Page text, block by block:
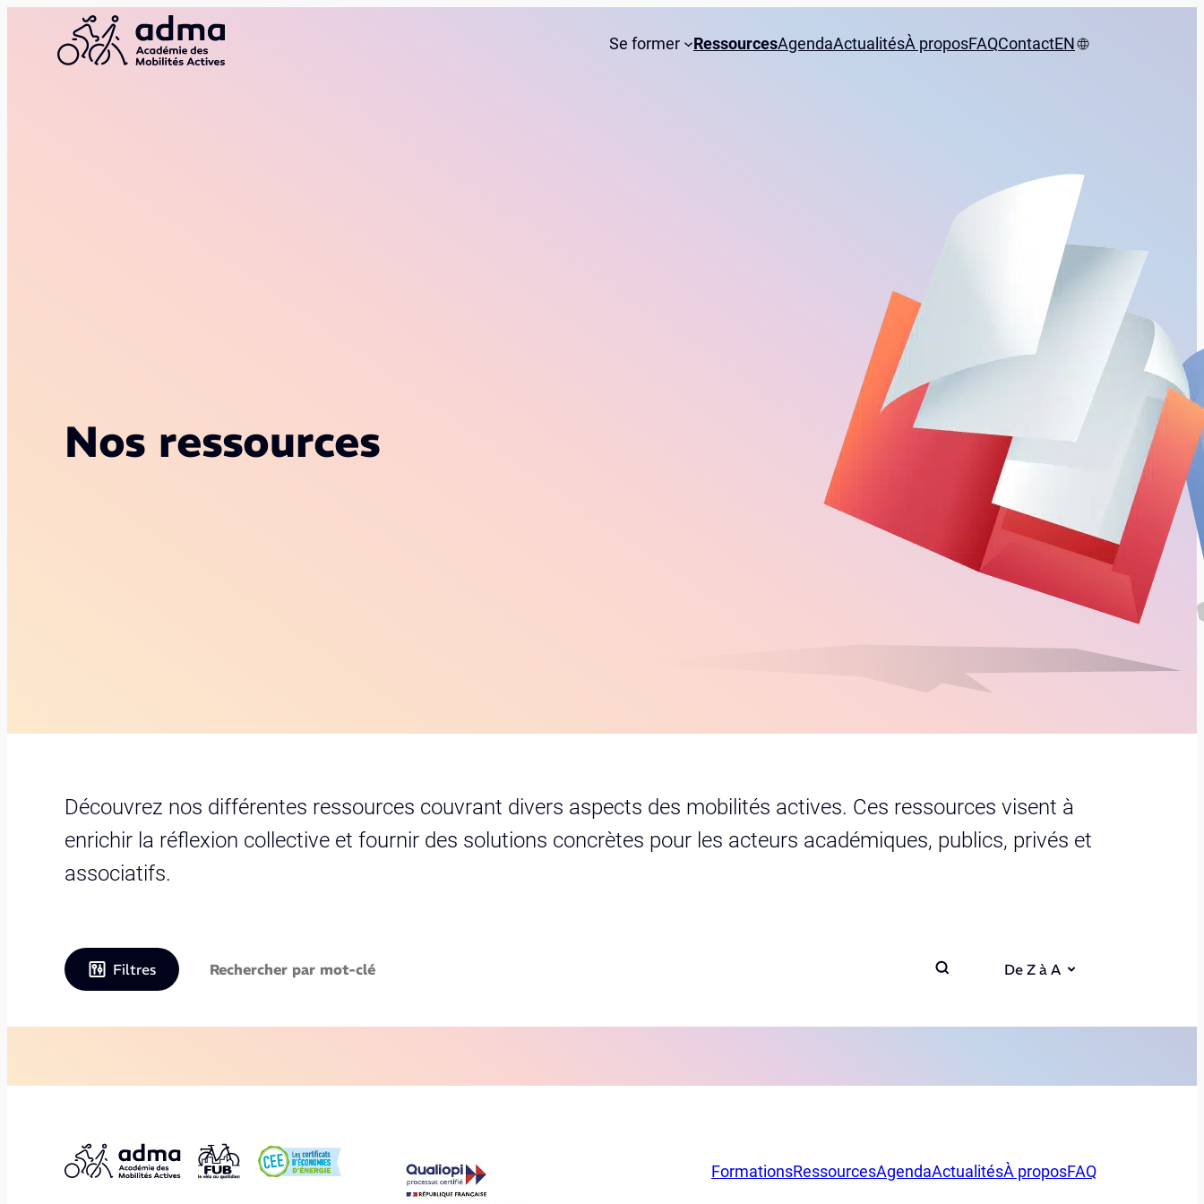
Se former RessourcesAgendaActualitésÀ proposFAQContactEN
Nos ressources
Découvrez nos différentes ressources couvrant divers aspects des mobilités actives. Ces ressources visent à
enrichir la réflexion collective et fournir des solutions concrètes pour les acteurs académiques, publics, privés et
associatifs.
Filtres De Z à A
FormationsRessourcesAgendaActualitésÀ proposFAQ